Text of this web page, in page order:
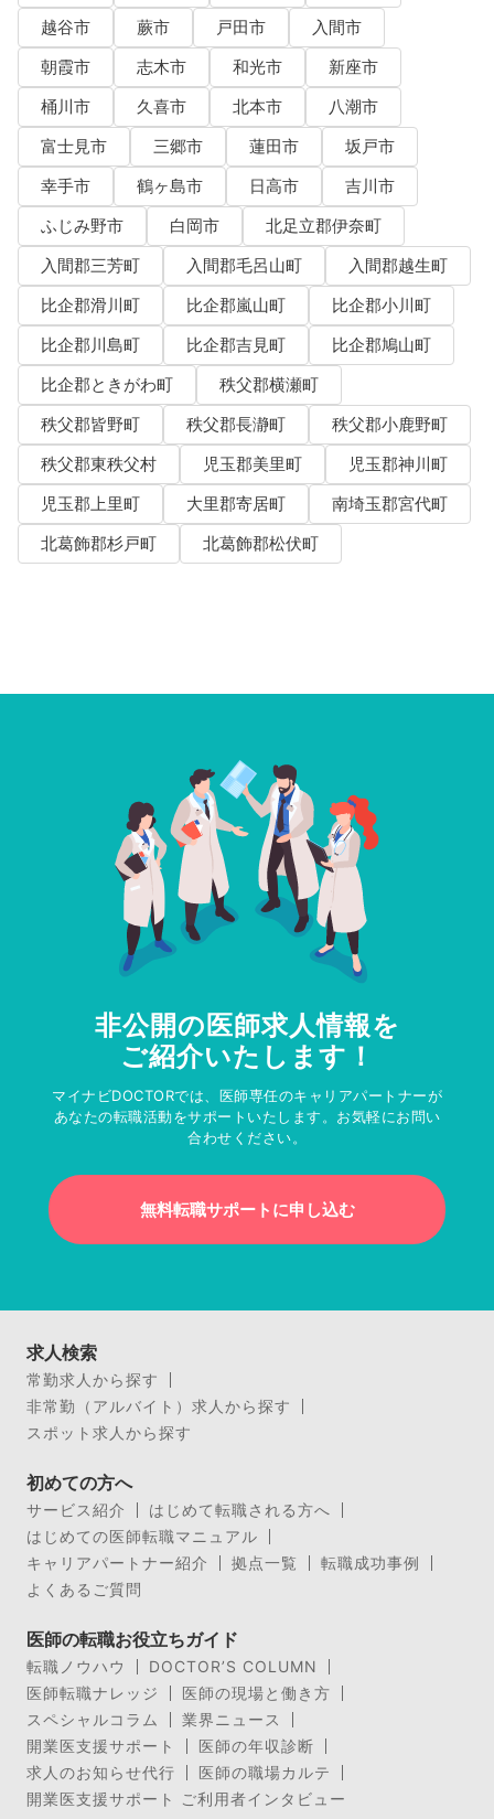
越谷市
蕨市 戸田市
入間市
朝霞市
志木市 和光市
新座市
桶川市
久喜市 北本市
八潮市
富士見市
三郷市 蓮田市
坂戸市
幸手市
鶴ヶ島市 日高市
吉川市
ふじみ野市
白岡市
北足立郡伊奈町
入間郡三芳町
入間郡毛呂山町
入間郡越生町
比企郡滑川町
比企郡嵐山町
比企郡小川町
比企郡川島町
比企郡吉見町
比企郡鳩山町
比企郡ときがわ町
秩父郡横瀬町
秩父郡皆野町
秩父郡長瀞町
秩父郡小鹿野町
秩父郡東秩父村
児玉郡美里町
児玉郡神川町
児玉郡上里町
大里郡寄居町
南埼玉郡宮代町
北葛飾郡杉戸町
北葛飾郡松伏町
非公開の医師求人情報を
ご紹介いたします！
マイナビDOCTORでは、医師専任のキャリアパートナーが
あなたの転職活動をサポートいたします。お気軽にお問い
合わせください。
無料転職サポートに申し込む
求人検索
常勤求人から探す
非常勤（アルバイト）求人から探す
スポット求人から探す
初めての方へ
サービス紹介
はじめて転職される方へ
はじめての医師転職マニュアル
キャリアパートナー紹介
拠点一覧
転職成功事例
よくあるご質問
医師の転職お役立ちガイド
転職ノウハウ
DOCTOR’S COLUMN
医師転職ナレッジ
医師の現場と働き方
スペシャルコラム
業界ニュース
開業医支援サポート
医師の年収診断
求人のお知らせ代行
医師の職場カルテ
開業医支援サポート ご利用者インタビュー